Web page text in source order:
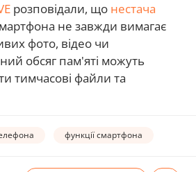
розповідали, що нестача
не завжди вимагає
фото, відео чи
обсяг пам'яті можуть
тимчасові файли та
функції смартфона